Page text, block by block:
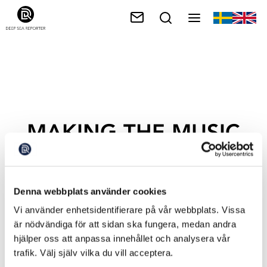
Denna webbplats använder cookies
Vi använder enhetsidentifierare på vår webbplats. Vissa
är nödvändiga för att sidan ska fungera, medan andra
hjälper oss att anpassa innehållet och analysera vår
trafik. Välj själv vilka du vill acceptera.
MAKING THE MUSIC